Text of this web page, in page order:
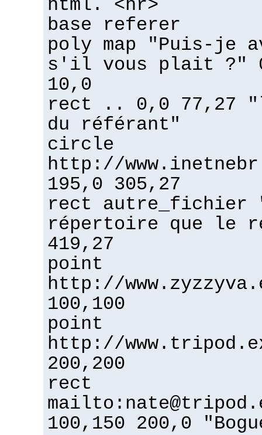
html. <hr>
base referer
poly map "Puis-je
s'il vous plait ?"
10,0
rect .. 0,0 77,27
du référant"
circle
http://
195,0 305,27
rect autre_fichier
répertoire que le
419,27
point
http://
100,100
point
http://
200,200
rect
100,150 200,0